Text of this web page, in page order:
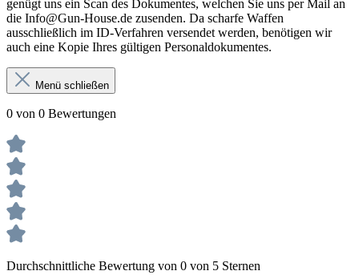
genügt uns ein Scan des Dokumentes, welchen Sie uns per Mail an
die Info@Gun-House.de zusenden. Da scharfe Waffen
ausschließlich im ID-Verfahren versendet werden, benötigen wir
auch eine Kopie Ihres gültigen Personaldokumentes.
Menü schließen
0 von 0 Bewertungen
Durchschnittliche Bewertung von 0 von 5 Sternen